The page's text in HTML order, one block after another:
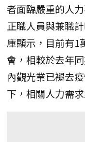
者面臨嚴重的人
正職人員與兼職
庫顯示，目前有1
會，相較於去年
內觀光業已褪去
下，相關人力需